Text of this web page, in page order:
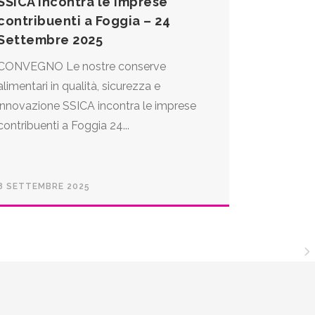
a Foggia – 24
2025
Le nostre conserve
in qualità, sicurezza e
SSICA incontra le imprese
a Foggia 24...
SETTEMBRE 2025